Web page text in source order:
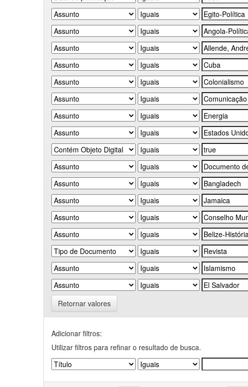
Retornar valores
Adicionar filtros:
Utilizar filtros para refinar o resultado de busca.